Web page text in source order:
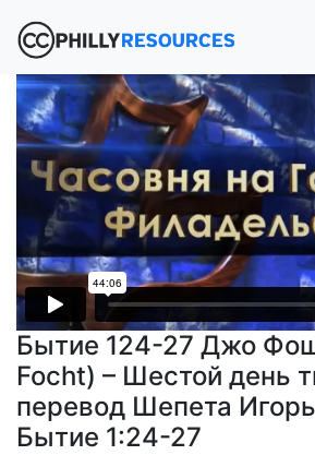
Бытие 124-27 Джо
Focht) – Шестой день
перевод Шепета Игорь
Бытие 1:24-27